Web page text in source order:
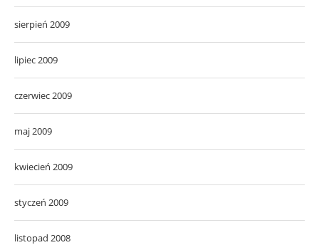
sierpień 2009
lipiec 2009
czerwiec 2009
maj 2009
kwiecień 2009
styczeń 2009
listopad 2008